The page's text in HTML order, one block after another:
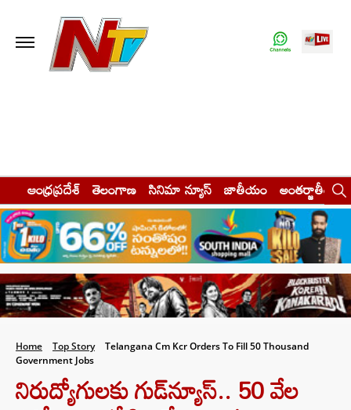
ఆంధ్రప్రదేశ్ తెలంగాణ సినిమా న్యూస్ జాతీయం అంతర్జాతీయం
Home Top Story
Telangana Cm Kcr Orders To Fill 50 Thousand
Government Jobs
నిరుద్యోగులకు గుడ్‌న్యూస్‌.. 50 వేల